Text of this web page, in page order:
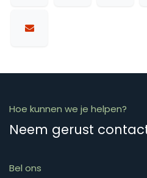
Hoe kunnen we je helpen?
Neem gerust
Bel ons